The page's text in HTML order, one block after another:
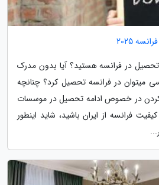
2025
تحصیل در فرانسه هستید؟ آیا بدون مدرک
میتوان در فرانسه تحصیل کرد؟ چنانچه
کردن در خصوص ادامه تحصیل در موسسات
فرانسه از ایران باشید، شاید اینطور